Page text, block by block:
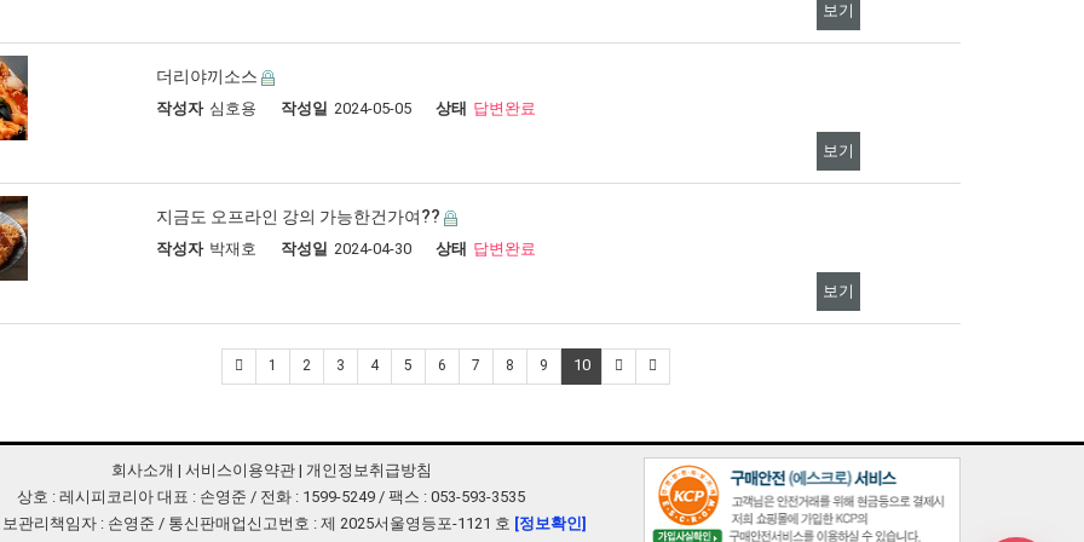
보기
더리야끼소스
작성자 심호용 작성일 2024-05-05 상태 답변완료
보기
지금도 오프라인 강의 가능한건가여??
작성자 박재호 작성일 2024-04-30 상태 답변완료
보기
1 2 3 4 5 6 7 8 9 10
회사소개 | 서비스이용약관| 개인정보취급방침
상호 : 레시피코리아 대표 : 손영준 / 전화 : 1599-5249 / 팩스 : 053-593-3535
관리책임자 : 손영준 / 통신판매업신고번호 : 제 2025서울영등포-1121 호 [정보확인]